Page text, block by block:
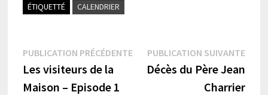
ÉTIQUETTÉ CALENDRIER
Navigation
de
PUBLICATION PRÉCÉDENTEPublication
précédente :
Les visiteurs de la
Maison – Episode 1
PUBLICATION SUIVANTE
Décès du Père Jean
Charrier